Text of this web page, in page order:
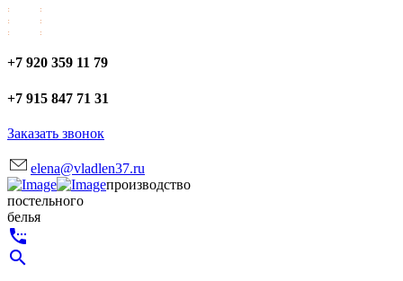
+7 920 359 11 79
+7 915 847 71 31
Заказать звонок
elena@vladlen37.ru
производство
постельного
белья
settings_phone
search